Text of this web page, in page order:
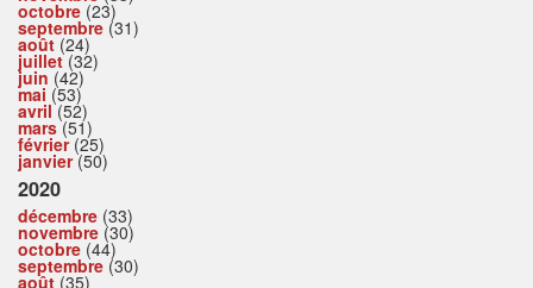
octobre (23)
septembre (31)
août (24)
juillet(32)
juin (42)
mai (53)
avril(52)
mars(51)
février(25)
janvier(50)
2020
décembre (33)
novembre (30)
octobre (44)
septembre (30)
août (35)